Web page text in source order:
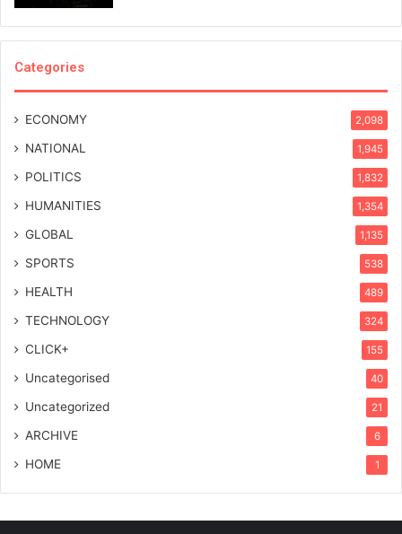
Categories
ECONOMY 2,098
NATIONAL 1,945
POLITICS 1,832
HUMANITIES 1,354
GLOBAL 1,135
SPORTS 538
HEALTH 489
TECHNOLOGY 324
CLICK+ 155
Uncategorised 40
Uncategorized 21
ARCHIVE 6
HOME 1